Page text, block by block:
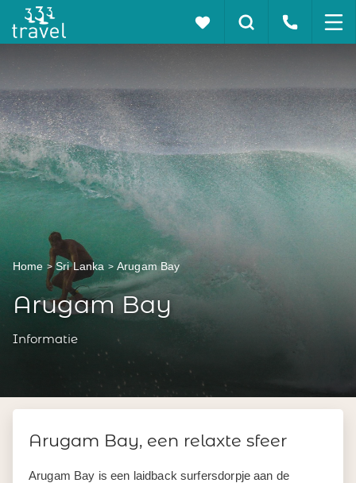
Home Sri Lanka Arugam Bay
Arugam Bay
Informatie
Arugam Bay, een relaxte sfeer
Arugam Bay is een laidback surfersdorpje aan de